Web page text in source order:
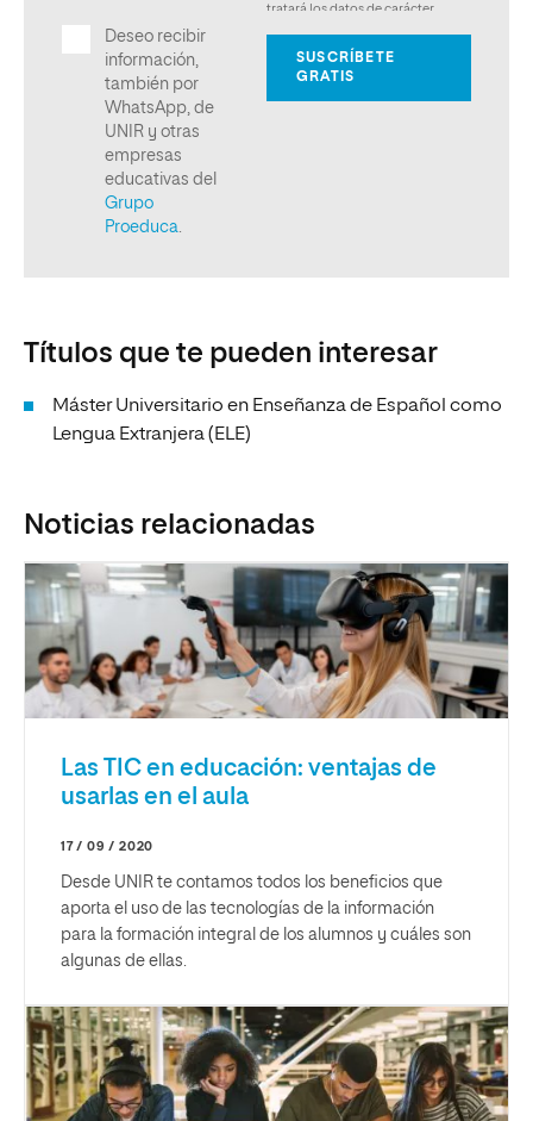
Títulos que te pueden interesar
Máster Universitario en Enseñanza de Español como
Lengua Extranjera (ELE)
Noticias relacionadas
Las TIC en educación: ventajas de
usarlas en el aula
17 / 09 / 2020
Desde UNIR te contamos todos los beneficios que
aporta el uso de las tecnologías de la información
para la formación integral de los alumnos y cuáles son
algunas de ellas.